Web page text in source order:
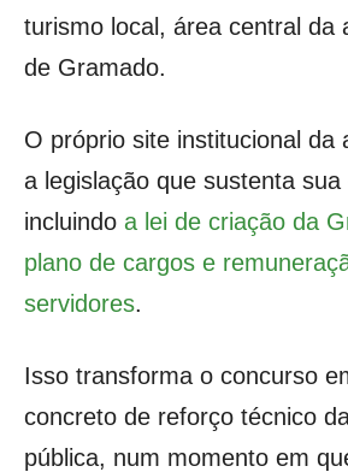
turismo local, área central da
de Gramado.
O próprio site institucional da
a legislação que sustenta sua
incluindo a lei de criação da
plano de cargos e
servidores.
Isso transforma o concurso
concreto de reforço técnico
pública, num momento em